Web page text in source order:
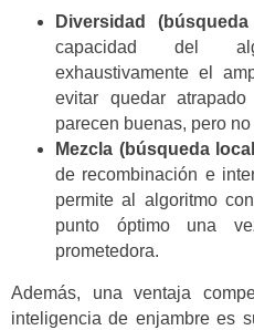
Diversidad
capacidad del
exhaustivamente el
evitar quedar
parecen buenas, pero no
Mezcla (búsqueda
de recombinación e
permite al algoritmo
punto óptimo una
prometedora.
Además, una ventaja
inteligencia de enjambre es